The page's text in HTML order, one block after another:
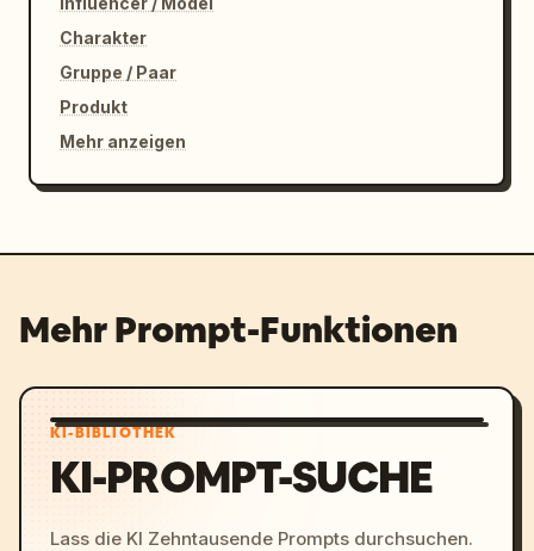
Charakter
Gruppe / Paar
Produkt
Mehr anzeigen
Mehr Prompt-Funktionen
KI-BIBLIOTHEK
KI-PROMPT-SUCHE
Lass die KI Zehntausende Prompts durchsuchen.